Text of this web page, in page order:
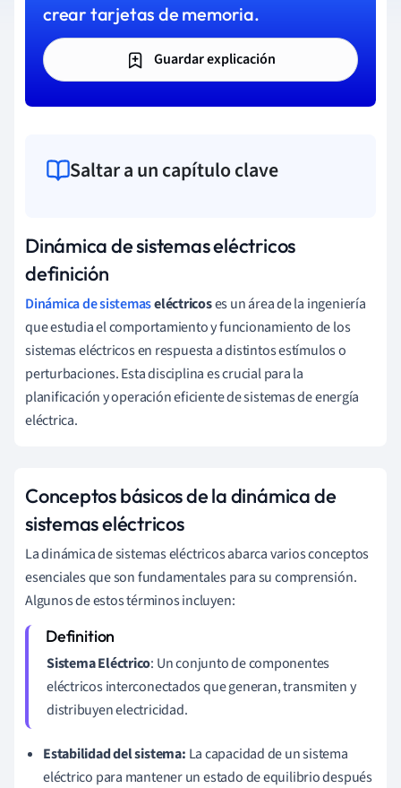
crear tarjetas de memoria.
Guardar explicación
Saltar a un capítulo clave
Dinámica de sistemas eléctricos
definición
Dinámica de sistemaseléctricoses un área de la ingeniería
que estudia el comportamiento y funcionamiento de los
sistemas eléctricos en respuesta a distintos estímulos o
perturbaciones. Esta disciplina es crucial para la
planificación y operación eficiente de sistemas de energía
eléctrica.
Conceptos básicos de la dinámica de
sistemas eléctricos
La dinámica de sistemas eléctricos abarca varios conceptos
esenciales que son fundamentales para su comprensión.
Algunos de estos términos incluyen:
Sistema Eléctrico: Un conjunto de componentes
eléctricos interconectados que generan, transmiten y
distribuyen electricidad.
Estabilidad del sistema: La capacidad de un sistema
eléctrico para mantener un estado de equilibrio después